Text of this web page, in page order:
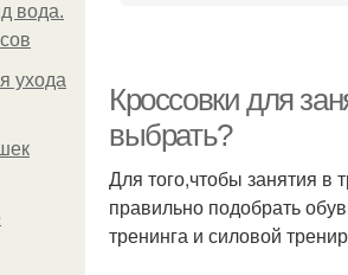
вода.
ухода
Кроссовки для
выбрать?
Для того,чтобы занятия в
правильно подобрать
тренинга и силовой